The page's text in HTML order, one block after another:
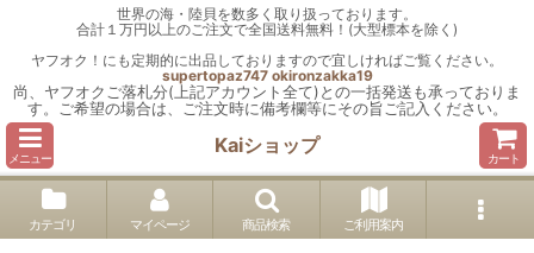
世界の海・陸貝を数多く取り扱っております。
合計１万円以上のご注文で全国送料無料！(大型標本を除く)
ヤフオク！にも定期的に出品しておりますので宜しければご覧ください。
supertopaz747 okironzakka19
尚、ヤフオクご落札分(上記アカウント全て)との一括発送も承っておりま
す。ご希望の場合は、ご注文時に備考欄等にその旨ご記入ください。
メニュー
Kaiショップ
カート
カテゴリ マイページ 商品検索 ご利用案内